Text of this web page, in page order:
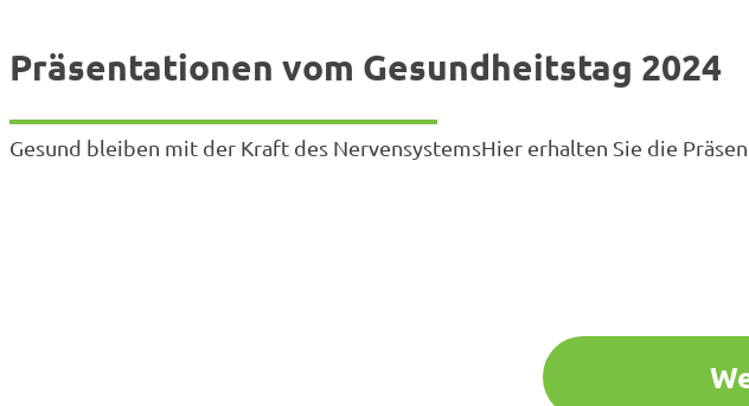
Präsentationen vom Gesundheitstag 2024
Gesund bleiben mit der Kraft des NervensystemsHier erhalten Sie die